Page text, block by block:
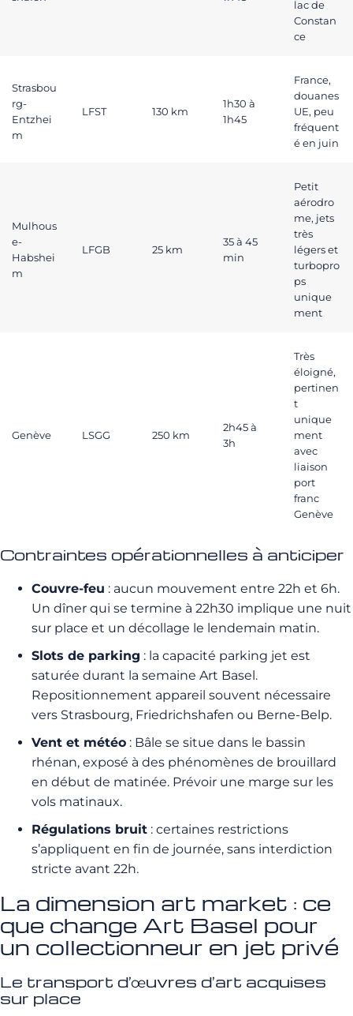
lac de
Constan
ce
Strasbou
rg-
Entzhei
m
LFST 130 km
1h30 à
1h45
France,
douanes
UE, peu
fréquent
é en juin
Mulhous
e-
Habshei
m
LFGB 25 km
35 à 45
min
Petit
aérodro
me, jets
très
légers et
turbopro
ps
unique
ment
Genève LSGG 250 km
2h45 à
3h
Très
éloigné,
pertinen
t
unique
ment
avec
liaison
port
franc
Genève
Contraintes opérationnelles à anticiper
Couvre-feu : aucun mouvement entre 22h et 6h.
Un dîner qui se termine à 22h30 implique une nuit
sur place et un décollage le lendemain matin.
Slots de parking : la capacité parking jet est
saturée durant la semaine Art Basel.
Repositionnement appareil souvent nécessaire
vers Strasbourg, Friedrichshafen ou Berne-Belp.
Vent et météo : Bâle se situe dans le bassin
rhénan, exposé à des phénomènes de brouillard
en début de matinée. Prévoir une marge sur les
vols matinaux.
Régulations bruit : certaines restrictions
s’appliquent en fin de journée, sans interdiction
stricte avant 22h.
La dimension art market : ce
que change Art Basel pour
un collectionneur en jet privé
Le transport d’œuvres d’art acquises
sur place